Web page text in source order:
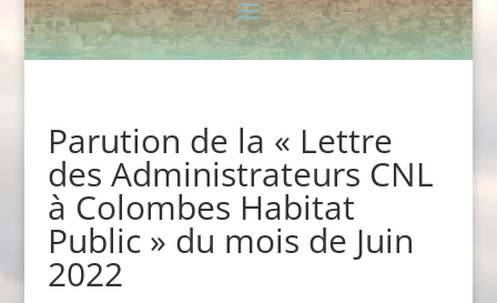
Parution de la « Lettre
des Administrateurs CNL
à Colombes Habitat
Public » du mois de Juin
2022